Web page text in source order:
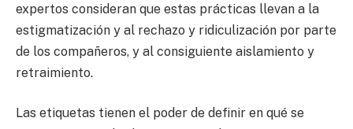
expertos consideran que estas prácticas llevan a la
estigmatización y al rechazo y ridiculización por parte
de los compañeros, y al consiguiente aislamiento y
retraimiento.
Las etiquetas tienen el poder de definir en qué se